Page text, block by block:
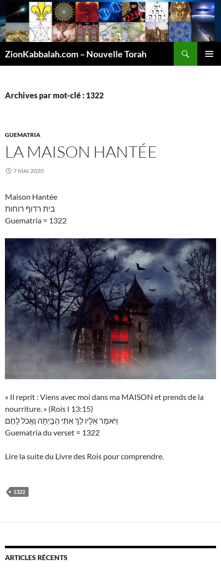
ZionKabbalah.com – Nouvelle Torah
Archives par mot-clé : 1322
GUEMATRIA
LA MAISON HANTÉE
7 MAI 2020
Maison Hantée
בית רדוף רוחות
Guematria = 1322
« Il reprit : Viens avec moi dans ma MAISON et prends de la
nourriture. » (Rois I 13:15)
וַיֹּאמֶר אֵלָיו לֵךְ אִתִּי הַבָּיְתָה וֶאֱכֹל לָחֶם
Guematria du verset = 1322
Lire la suite du Livre des Rois pour comprendre.
1322
ARTICLES RÉCENTS